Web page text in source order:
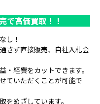
で高価買取！！
し！
さず直接販売、自社入札会
・経費をカットできます。
ていただくことが可能で
をめざしています。